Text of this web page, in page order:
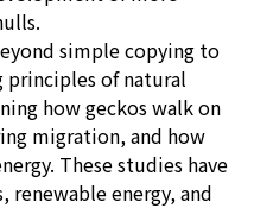
simple copying to
principles of natural
how geckos walk on
migration, and how
These studies have
energy, and